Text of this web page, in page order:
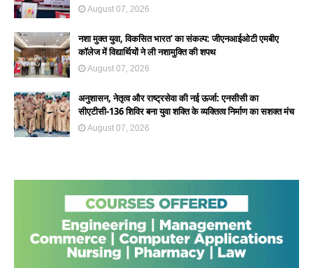
August 07, 2026
नशा मुक्त युवा, विकसित भारत' का संकल्प: जीएनआईओटी एमबीए
कॉलेज में विद्यार्थियों ने ली नशामुक्ति की शपथ
August 07, 2026
अनुशासन, नेतृत्व और राष्ट्रसेवा की नई ऊर्जा: एनसीसी का
सीएटीसी-136 शिविर बना युवा शक्ति के व्यक्तित्व निर्माण का सशक्त मंच
August 07, 2026